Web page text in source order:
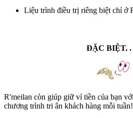
Liệu trình điều trị riêng biệt chỉ ở
ĐẶC BIỆT. .
R'meilan còn giúp giữ ví tiền của bạn
chương trình tri ân khách hàng mỗi